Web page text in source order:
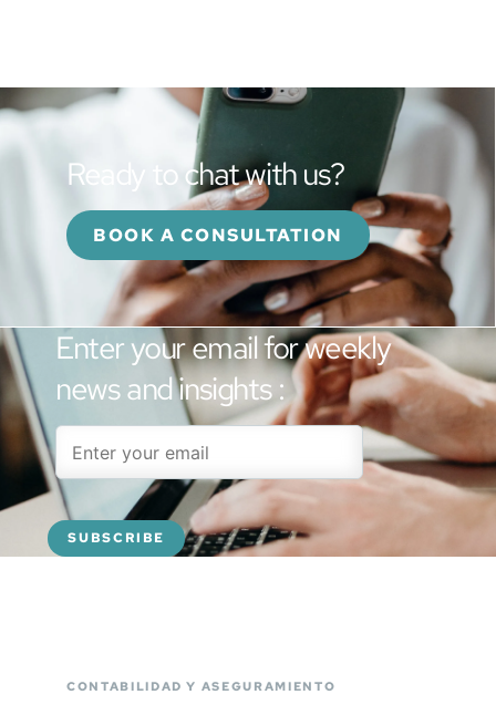
Ready to chat with us?
BOOK A CONSULTATION
Enter your email for weekly
news and insights :
CONTABILIDAD Y ASEGURAMIENTO